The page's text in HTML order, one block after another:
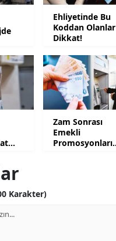
Ehliyetinde Bu
Koddan Olanlar
Dikkat!
Zam Sonrası
Emekli
Promosyonları
Karakter)